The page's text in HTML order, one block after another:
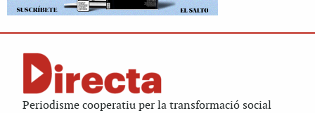
Periodisme cooperatiu per la transformació social